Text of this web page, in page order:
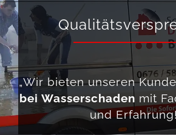
„Wir bieten unseren
bei Wasserschaden mit
und